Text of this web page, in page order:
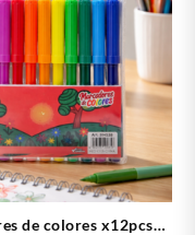
de colores x12pcs